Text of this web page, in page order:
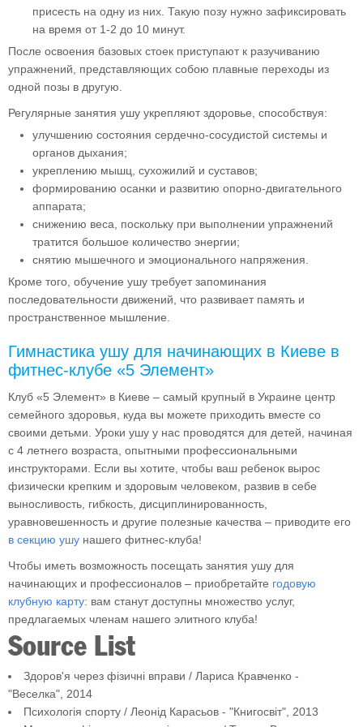
присесть на одну из них. Такую позу нужно зафиксировать
на время от 1-2 до 10 минут.
После освоения базовых стоек приступают к разучиванию
упражнений, представляющих собою плавные переходы из
одной позы в другую.
Регулярные занятия ушу укрепляют здоровье, способствуя:
улучшению состояния сердечно-сосудистой системы и
органов дыхания;
укреплению мышц, сухожилий и суставов;
формированию осанки и развитию опорно-двигательного
аппарата;
снижению веса, поскольку при выполнении упражнений
тратится большое количество энергии;
снятию мышечного и эмоционального напряжения.
Кроме того, обучение ушу требует запоминания
последовательности движений, что развивает память и
пространственное мышление.
Гимнастика ушу для начинающих в Киеве в
фитнес-клубе «5 Элемент»
Клуб «5 Элемент» в Киеве – самый крупный в Украине центр
семейного здоровья, куда вы можете приходить вместе со
своими детьми. Уроки ушу у нас проводятся для детей, начиная
с 4 летнего возраста, опытными профессиональными
инструкторами. Если вы хотите, чтобы ваш ребенок вырос
физически крепким и здоровым человеком, развив в себе
выносливость, гибкость, дисциплинированность,
уравновешенность и другие полезные качества – приводите его
в секцию ушу нашего фитнес-клуба!
Чтобы иметь возможность посещать занятия ушу для
начинающих и профессионалов – приобретайте годовую
клубную карту: вам станут доступны множество услуг,
предлагаемых членам нашего элитного клуба!
Source List
Здоров'я через фізичні вправи / Лариса Кравченко -
"Веселка", 2014
Психологія спорту / Леонід Карасьов - "Книгосвіт", 2013